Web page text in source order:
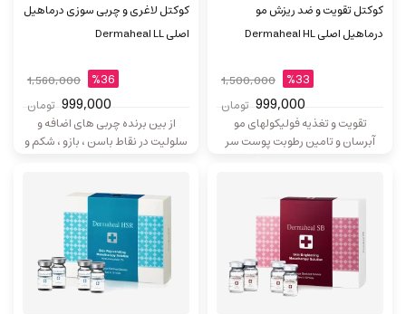
کوکتل تقویت و ضد ریزش مو
درماهیل اصلی Dermaheal HL
%33
1,500,000
999,000 تومان
تقویت و تغذیه فولیکولهای مو
آبرسان و تامین رطوبت پوست سر
میکرونیدلینگ
کوکتل لاغری و چربی سوزی درماهیل
اصلی Dermaheal LL
%36
1,560,000
999,000 تومان
از بین برنده چربی های اضافه و
سلولیت در نقاط باسن ، بازو ، شکم و